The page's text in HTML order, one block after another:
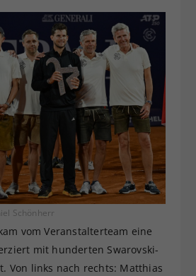
Schönherr
vom Veranstalterteam eine
mit hunderten Swarovski-
Von links nach rechts: Matthias